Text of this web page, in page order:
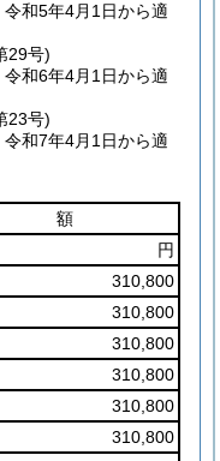
和5年4月1日から適
29号)
和6年4月1日から適
23号)
和7年4月1日から適
額
円
310,800
310,800
310,800
310,800
310,800
310,800